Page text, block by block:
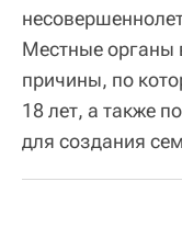
Местные органы
причины, по
18 лет, а также
для создания